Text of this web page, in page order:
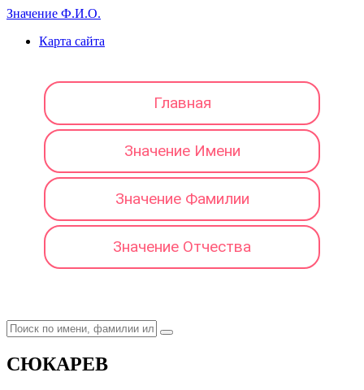
Значение Ф.И.О.
Карта сайта
Главная
Значение Имени
Значение Фамилии
Значение Отчества
СЮКАРЕВ